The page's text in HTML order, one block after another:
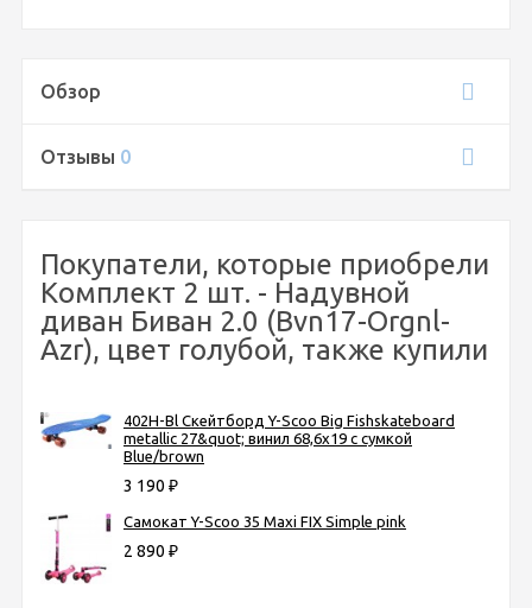
Обзор
Отзывы 0
Покупатели, которые приобрели
Комплект 2 шт. - Надувной
диван Биван 2.0 (Bvn17-Orgnl-
Azr), цвет голубой, также купили
402H-Bl Скейтборд Y-Scoo Big Fishskateboard
metallic 27&quot; винил 68,6х19 с сумкой
Blue/brown
3 190 ₽
Самокат Y-Scoo 35 Maxi FIX Simple pink
2 890 ₽